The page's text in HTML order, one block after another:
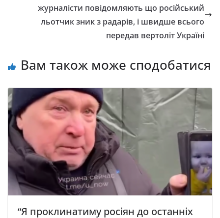
журналісти повідомляють що російський
льотчик зник з радарів, і швидше всього
передав вертоліт Україні
Вам також може сподобатися
“Я проклинатиму росіян до останніх